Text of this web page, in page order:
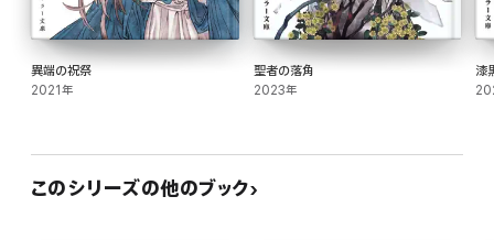
異端の祝祭
2021年
聖者の落角
2023年
漆
このシリーズの他のブック